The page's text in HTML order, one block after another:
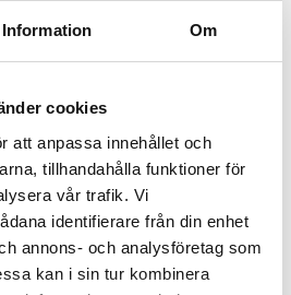
Information Om
cookies
att anpassa innehållet och
tillhandahålla funktioner för
vår trafik. Vi
identifierare från din enhet
annons- och analysföretag som
kan i sin tur kombinera
taktiska
samt att den
polisen har haft
sedan 2006 när de bytte
till pistol, ”detta med
Region
poliser utanför Polkon
få vapenlampa besvarar
grupper kommer att
skeende med hänsyn till